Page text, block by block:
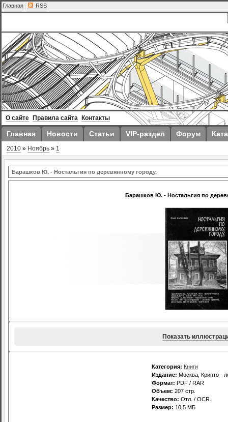
Главная | RSS
О сайте Правила сайта Контакты
Главная Новости Статьи VIP-раздел Форум
2010 » Ноябрь » 1
Барашков Ю. - Ностальгия по деревянному городу.
Барашков Ю. - Ностальгия по
Показать
Категория: Книги
Издание: Москва, Крипто -
Формат: PDF / RAR
Объем: 207 стр.
Качество: Отл. / OCR.
Размер: 10,5 МБ